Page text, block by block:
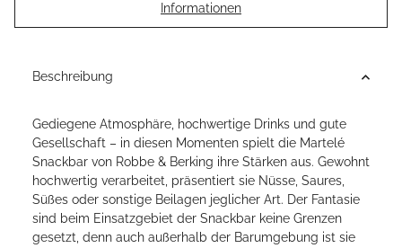
Informationen
Beschreibung
Gediegene Atmosphäre, hochwertige Drinks und gute
Gesellschaft – in diesen Momenten spielt die Martelé
Snackbar von Robbe & Berking ihre Stärken aus. Gewohnt
hochwertig verarbeitet, präsentiert sie Nüsse, Saures,
Süßes oder sonstige Beilagen jeglicher Art. Der Fantasie
sind beim Einsatzgebiet der Snackbar keine Grenzen
gesetzt, denn auch außerhalb der Barumgebung ist sie